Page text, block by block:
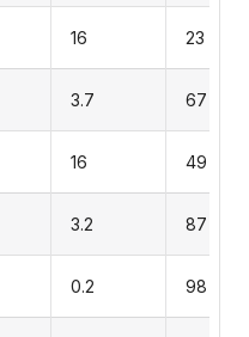
16 23
3.7 67
16 49
3.2 87
0.2 98